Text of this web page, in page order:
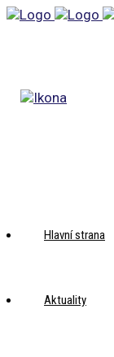
Hlavní strana
Aktuality